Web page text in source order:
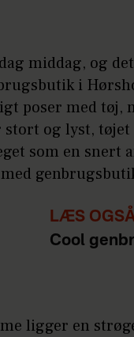
middag, og
i
poser med tøj,
stort og lyst,
som en
LÆS
Cool
ligger en